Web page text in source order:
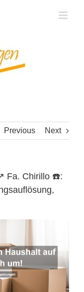
Previous Next
Fa. Chirillo ☎️: